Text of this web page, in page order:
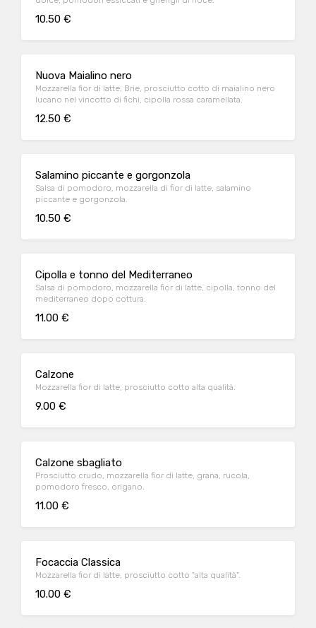
10.50 €
Nuova Maialino nero
Mozzarella fior di latte, Brie, prosciutto cotto di maialino nero
lucano nel vincotto di fichi, cipolla rossa caramellata.
12.50 €
Salamino piccante e gorgonzola
Salsa di pomodoro, mozzarella di fior di latte, salamino
piccante e gorgonzola.
10.50 €
Cipolla e tonno del Mediterraneo
Salsa di pomodoro, mozzarella fior di latte, cipolla, tonno del
mediterraneo dopo cottura.
11.00 €
Calzone
Mozzarella fior di latte, prosciutto cotto alta qualità.
9.00 €
Calzone sbagliato
Prosciutto crudo, mozzarella fior di latte, grana, rucola,
pomodoro fresco, origano.
11.00 €
Focaccia Classica
Mozzarella fior di latte, prosciutto cotto "alta qualità".
10.00 €